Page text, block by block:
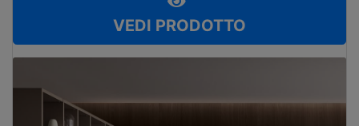
VEDI PRODOTTO